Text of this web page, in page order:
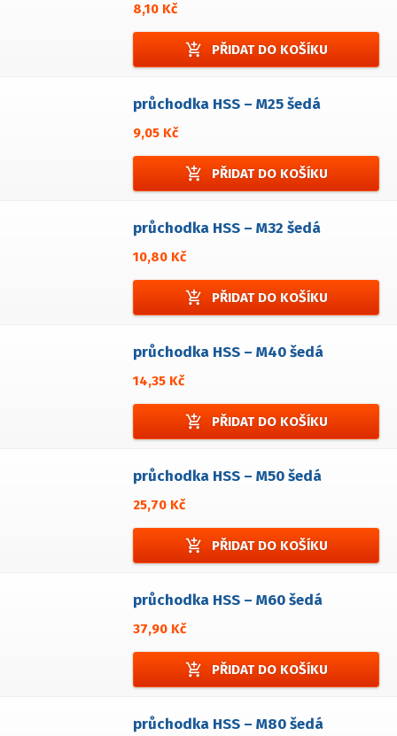
8,10 Kč
add_shopping_cart PŘIDAT DO KOŠÍKU
průchodka HSS – M25 šedá
9,05 Kč
add_shopping_cart PŘIDAT DO KOŠÍKU
průchodka HSS – M32 šedá
10,80 Kč
add_shopping_cart PŘIDAT DO KOŠÍKU
průchodka HSS – M40 šedá
14,35 Kč
add_shopping_cart PŘIDAT DO KOŠÍKU
průchodka HSS – M50 šedá
25,70 Kč
add_shopping_cart PŘIDAT DO KOŠÍKU
průchodka HSS – M60 šedá
37,90 Kč
add_shopping_cart PŘIDAT DO KOŠÍKU
průchodka HSS – M80 šedá